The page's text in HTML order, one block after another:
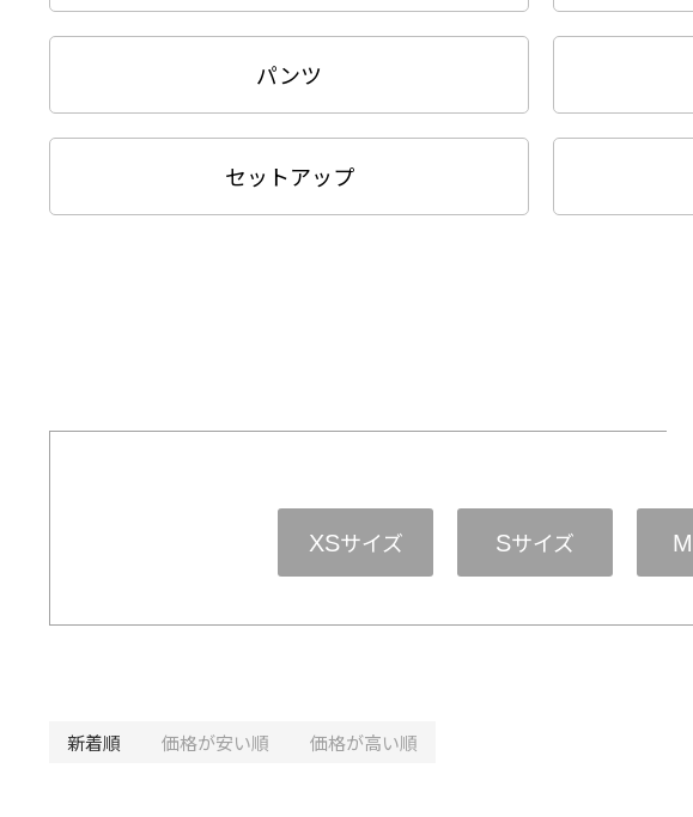
パンツ
セットアップ
XSサイズ Sサイズ M
新着順 価格が安い順 価格が高い順